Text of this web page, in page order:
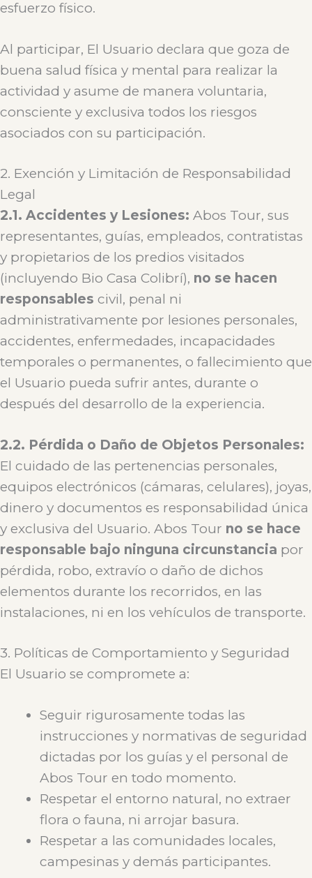
esfuerzo físico.
Al participar, El Usuario declara que goza de
buena salud física y mental para realizar la
actividad y asume de manera voluntaria,
consciente y exclusiva todos los riesgos
asociados con su participación.
2. Exención y Limitación de Responsabilidad
Legal
2.1. Accidentes y Lesiones: Abos Tour, sus
representantes, guías, empleados, contratistas
y propietarios de los predios visitados
(incluyendo Bio Casa Colibrí), no se hacen
responsables civil, penal ni
administrativamente por lesiones personales,
accidentes, enfermedades, incapacidades
temporales o permanentes, o fallecimiento que
el Usuario pueda sufrir antes, durante o
después del desarrollo de la experiencia.
2.2. Pérdida o Daño de Objetos Personales:
El cuidado de las pertenencias personales,
equipos electrónicos (cámaras, celulares), joyas,
dinero y documentos es responsabilidad única
y exclusiva del Usuario. Abos Tour no se hace
responsable bajo ninguna circunstancia por
pérdida, robo, extravío o daño de dichos
elementos durante los recorridos, en las
instalaciones, ni en los vehículos de transporte.
3. Políticas de Comportamiento y Seguridad
El Usuario se compromete a:
Seguir rigurosamente todas las
instrucciones y normativas de seguridad
dictadas por los guías y el personal de
Abos Tour en todo momento.
Respetar el entorno natural, no extraer
flora o fauna, ni arrojar basura.
Respetar a las comunidades locales,
campesinas y demás participantes.